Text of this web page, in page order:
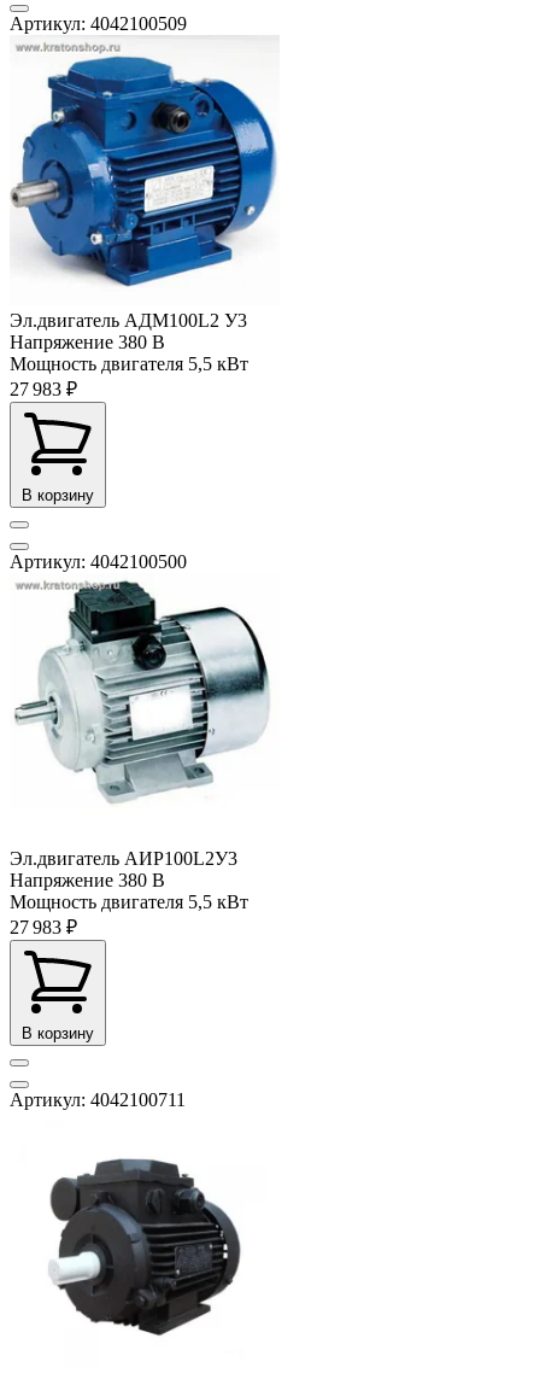
Артикул: 4042100509
Эл.двигатель АДМ100L2 У3
Напряжение 380 В
Мощность двигателя 5,5 кВт
27 983 ₽
В корзину
Артикул: 4042100500
Эл.двигатель АИР100L2У3
Напряжение 380 В
Мощность двигателя 5,5 кВт
27 983 ₽
В корзину
Артикул: 4042100711